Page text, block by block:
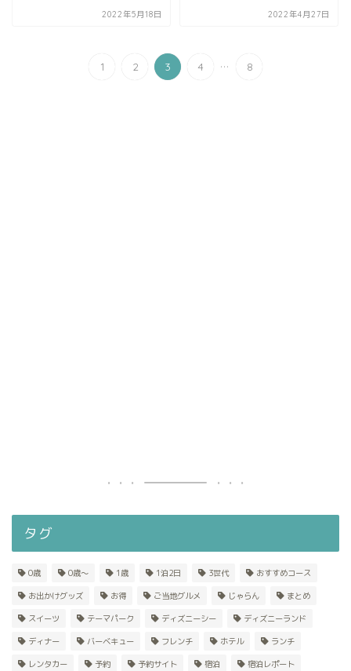
2022年5月18日 2022年4月27日
1 2 3 4 ... 8
タグ
0歳 0歳〜 1歳 1泊2日 3世代 おすすめコース
お出かけグッズ お得 ご当地グルメ じゃらん まとめ
スイーツ テーマパーク ディズニーシー ディズニーランド
ディナー バーベキュー フレンチ ホテル ランチ
レンタカー 予約 予約サイト 宿泊 宿泊レポート